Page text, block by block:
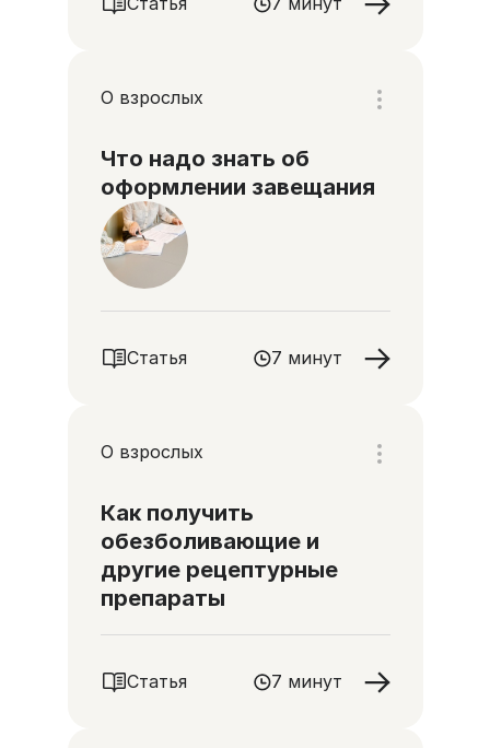
О взрослых
Что надо знать об
оформлении завещания
Статья 7 минут
О взрослых
Как получить
обезболивающие и
другие рецептурные
препараты
Статья 7 минут